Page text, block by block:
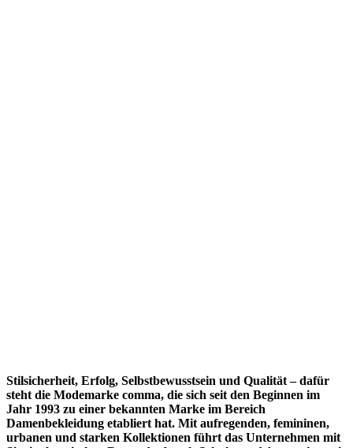
Stilsicherheit, Erfolg, Selbstbewusstsein und Qualität – dafür
steht die Modemarke comma, die sich seit den Beginnen im
Jahr 1993 zu einer bekannten Marke im Bereich
Damenbekleidung etabliert hat. Mit aufregenden, femininen,
urbanen und starken Kollektionen führt das Unternehmen mit